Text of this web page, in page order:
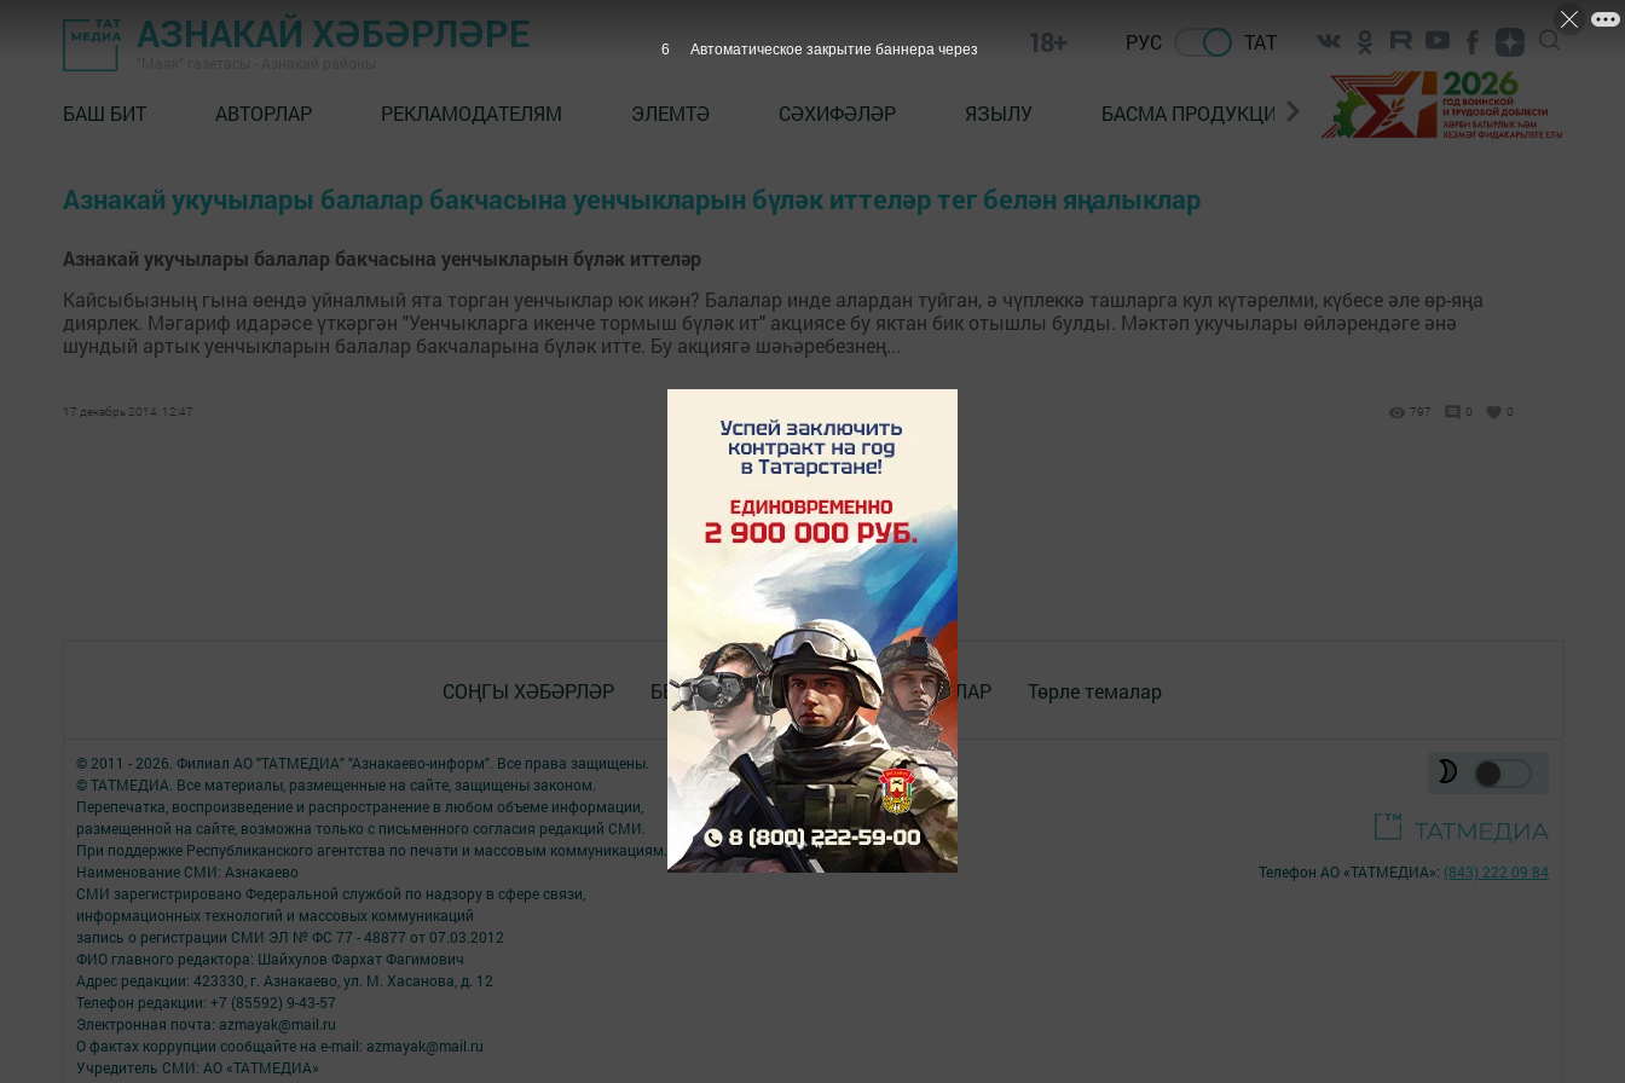
АЗНАКАЙ ХӘБӘРЛӘРЕ 18+ РУС ТАТ
БАШ БИТ АВТОРЛАР РЕКЛАМОДАТЕЛЯМ ЭЛЕМТӘ СӘХИФӘЛӘР ЯЗЫЛУ БАСМА ПРОДУКЦИЯ САТУ «ГӨЛСТАН»
Азнакай укучылары балалар бакчасына уенчыкларын бүләк иттеләр тег белән яңалыклар
Азнакай укучылары балалар бакчасына уенчыкларын бүләк иттеләр
Кайсыбызның гына өендә уйналмый ята торган уенчыклар юк икән? Балалар инде алардан туйган, ә чүплеккә ташларга кул күтәрелми, күбесе әле өр-яңа
диярлек. Мәгариф идарәсе үткәргән "Уенчыкларга икенче тормыш бүләк ит" акциясе бу яктан бик отышлы булды. Мәктәп укучылары өйләрендәге әнә
шундый артык уенчыкларын балалар бакчаларына бүләк итте. Бу акциягә шәһәребезнең...
17 декабрь 2014, 12:47 797 0 0
СОҢГЫ ХӘБӘРЛӘР БЕЗ_WhatsApp_та ДОКУМЕНТЛАР Төрле темалар
© 2011 - 2026. Филиал АО "ТАТМЕДИА" "Азнакаево-информ". Все права защищены.
© ТАТМЕДИА. Все материалы, размещенные на сайте, защищены законом.
Перепечатка, воспроизведение и распространение в любом объеме информации,
размещенной на сайте, возможна только с письменного согласия редакций СМИ.
При поддержке Республиканского агентства по печати и массовым коммуникациям.
Наименование СМИ: Азнакаево
СМИ зарегистрировано Федеральной службой по надзору в сфере связи,
информационных технологий и массовых коммуникаций
запись о регистрации СМИ ЭЛ № ФС 77 - 48877 от 07.03.2012
ФИО главного редактора: Шайхулов Фархат Фагимович
Адрес редакции: 423330, г. Азнакаево, ул. М. Хасанова, д. 12
Телефон редакции: +7 (85592) 9-43-57
Электронная почта: azmayak@mail.ru
О фактах коррупции сообщайте на e-mail: azmayak@mail.ru
Учредитель СМИ: АО «ТАТМЕДИА»
Телефон АО «ТАТМЕДИА»: (843) 222 09 84
6 Автоматическое закрытие баннера через